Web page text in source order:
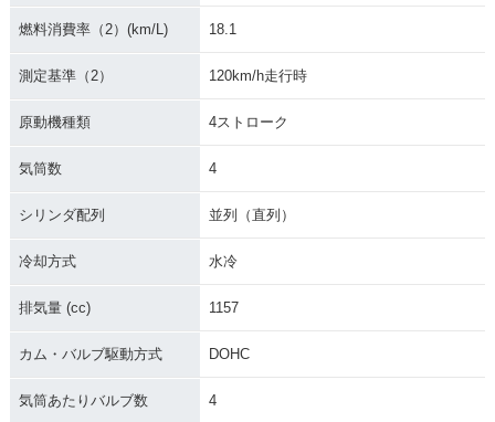
燃料消費率（2）(km/L) 18.1
測定基準（2） 120km/h走行時
原動機種類 4ストローク
気筒数 4
シリンダ配列 並列（直列）
冷却方式 水冷
排気量 (cc) 1157
カム・バルブ駆動方式 DOHC
気筒あたりバルブ数 4